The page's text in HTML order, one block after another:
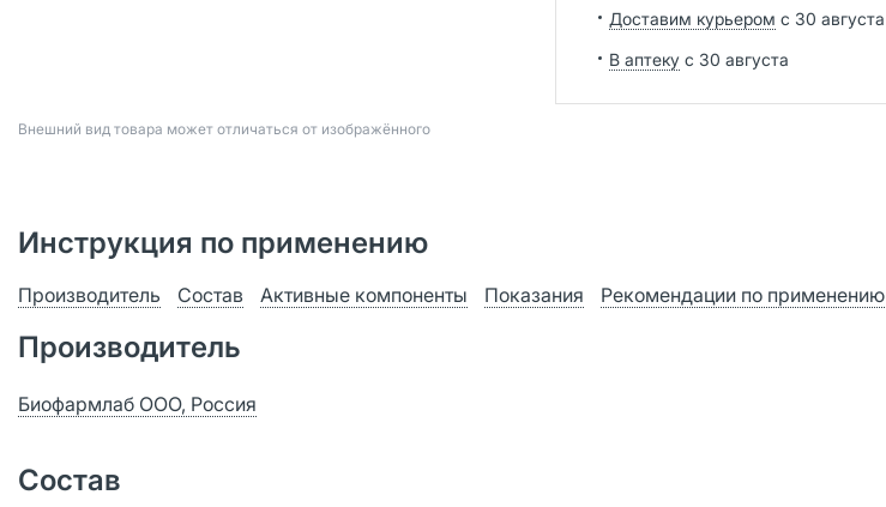
Bнешний вид товара может отличаться от изображённого
Доставим курьером с 30 августа
В аптеку с 30 августа
Инструкция по применению
Производитель Состав Активные компоненты Показания Рекомендации по применению
Производитель
Биофармлаб ООО, Россия
Состав